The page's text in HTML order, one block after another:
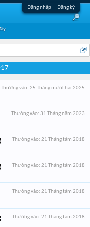
Đăng nhập Đăng ký
Thưởng vào: 25 Tháng mười hai 2025
Thưởng vào: 31 Tháng năm 2023
Thưởng vào: 21 Tháng tám 2018
Thưởng vào: 21 Tháng tám 2018
Thưởng vào: 21 Tháng tám 2018
Thưởng vào: 21 Tháng tám 2018